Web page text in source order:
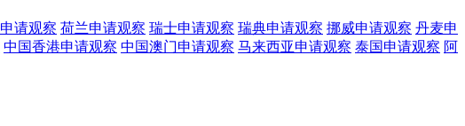
申请观察 荷兰申请观察 瑞士申请观察 瑞典申请观察 挪威申请观察 丹麦申
中国香港申请观察 中国澳门申请观察 马来西亚申请观察 泰国申请观察 阿